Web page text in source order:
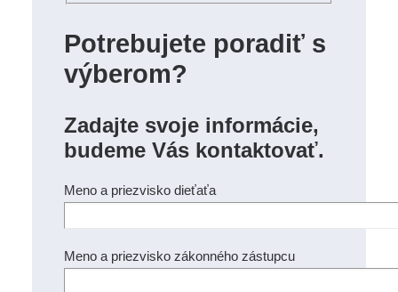
Potrebujete poradiť s
výberom?
Zadajte svoje informácie,
budeme Vás kontaktovať.
Meno a priezvisko dieťaťa
Meno a priezvisko zákonného zástupcu